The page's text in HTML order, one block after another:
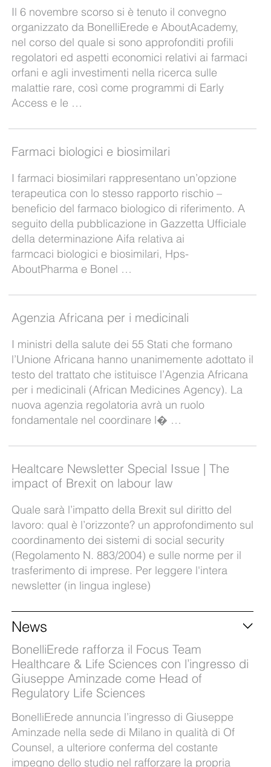
Il 6 novembre scorso si è tenuto il convegno
organizzato da BonelliErede e AboutAcademy,
nel corso del quale si sono approfonditi profili
regolatori ed aspetti economici relativi ai farmaci
orfani e agli investimenti nella ricerca sulle
malattie rare, così come programmi di Early
Access e le …
Farmaci biologici e biosimilari
I farmaci biosimilari rappresentano un’opzione
terapeutica con lo stesso rapporto rischio –
beneficio del farmaco biologico di riferimento. A
seguito della pubblicazione in Gazzetta Ufficiale
della determinazione Aifa relativa ai
farmcaci biologici e biosimilari, Hps-
AboutPharma e Bonel …
Agenzia Africana per i medicinali
I ministri della salute dei 55 Stati che formano
l’Unione Africana hanno unanimemente adottato il
testo del trattato che istituisce l’Agenzia Africana
per i medicinali (African Medicines Agency). La
nuova agenzia regolatoria avrà un ruolo
fondamentale nel coordinare l� …
Healtcare Newsletter Special Issue | The
impact of Brexit on labour law
Quale sarà l’impatto della Brexit sul diritto del
lavoro: qual è l’orizzonte? un approfondimento sul
coordinamento dei sistemi di social security
(Regolamento N. 883/2004) e sulle norme per il
trasferimento di imprese. Per leggere l'intera
newsletter (in lingua inglese)
News
BonelliErede rafforza il Focus Team
Healthcare & Life Sciences con l’ingresso di
Giuseppe Aminzade come Head of
Regulatory Life Sciences
BonelliErede annuncia l’ingresso di Giuseppe
Aminzade nella sede di Milano in qualità di Of
Counsel, a ulteriore conferma del costante
impegno dello studio nel rafforzare la propria